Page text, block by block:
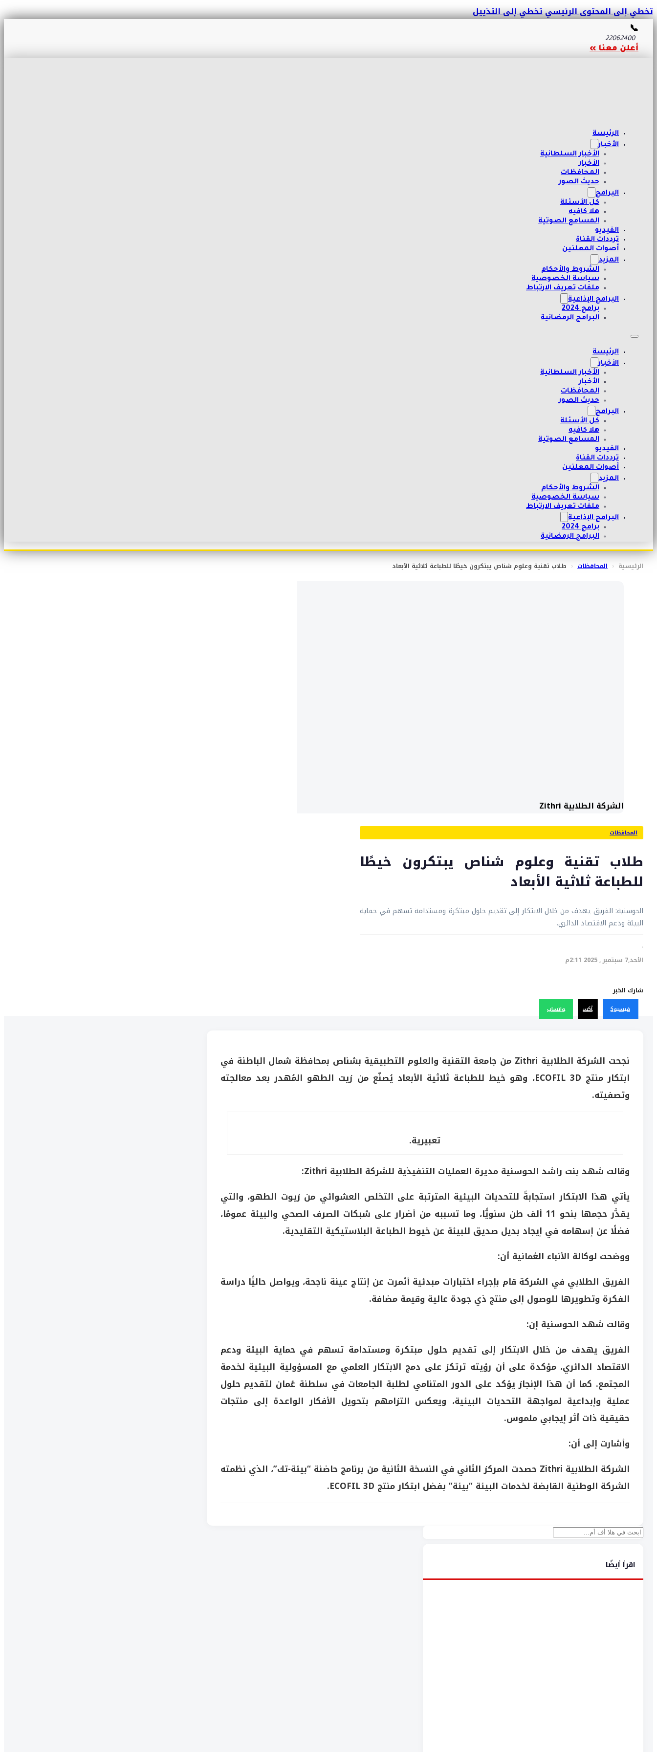
تخطي إلى المحتوى الرئيسيتخطي إلى التذييل
📞
22062400
أعلن معنا »
الرئيسة
الأخبار
الأخبار السلطانية
الأخبار
المحافظات
حديث الصور
البرامج
كل الأسئلة
هلا كافيه
المسامع الصوتية
الفيديو
ترددات القناة
أصوات المعلنين
المزيد
الشروط والأحكام
سياسة الخصوصية
ملفات تعريف الارتباط
البرامج الإذاعية
برامج 2024
البرامج الرمضانية
الرئيسة
الأخبار
الأخبار السلطانية
الأخبار
المحافظات
حديث الصور
البرامج
كل الأسئلة
هلا كافيه
المسامع الصوتية
الفيديو
ترددات القناة
أصوات المعلنين
المزيد
الشروط والأحكام
سياسة الخصوصية
ملفات تعريف الارتباط
البرامج الإذاعية
برامج 2024
البرامج الرمضانية
الرئيسية ‹ المحافظات ‹ طلاب تقنية وعلوم شناص يبتكرون خيطًا للطباعة ثلاثية الأبعاد
الشركة الطلابية Zithri
المحافظات
طلاب تقنية وعلوم شناص يبتكرون خيطًا
للطباعة ثلاثية الأبعاد
الحوسنية: الفريق يهدف من خلال الابتكار إلى تقديم حلول مبتكرة ومستدامة تسهم في حماية
البيئة ودعم الاقتصاد الدائري.
·
الأحد,7 سبتمبر , 2025 2:11م
شارك الخبر
فيسبوك أكس واتساب
نجحت الشركة الطلابية Zithri من جامعة التقنية والعلوم التطبيقية بشناص بمحافظة شمال الباطنة في
ابتكار منتج ECOFIL 3D، وهو خيط للطباعة ثلاثية الأبعاد يُصنّع من زيت الطهو المُهدر بعد معالجته
وتصفيته.
تعبيرية.
وقالت شهد بنت راشد الحوسنية مديرة العمليات التنفيذية للشركة الطلابية Zithri:
يأتي هذا الابتكار استجابةً للتحديات البيئية المترتبة على التخلص العشوائي من زيوت الطهو، والتي
يقدَّر حجمها بنحو 11 ألف طن سنويًّا، وما تسببه من أضرار على شبكات الصرف الصحي والبيئة عمومًا،
فضلًا عن إسهامه في إيجاد بديل صديق للبيئة عن خيوط الطباعة البلاستيكية التقليدية.
ووضحت لوكالة الأنباء العُمانية أن:
الفريق الطلابي في الشركة قام بإجراء اختبارات مبدئية أثمرت عن إنتاج عينة ناجحة، ويواصل حاليًّا دراسة
الفكرة وتطويرها للوصول إلى منتج ذي جودة عالية وقيمة مضافة.
وقالت شهد الحوسنية إن:
الفريق يهدف من خلال الابتكار إلى تقديم حلول مبتكرة ومستدامة تسهم في حماية البيئة ودعم
الاقتصاد الدائري، مؤكدة على أن رؤيته ترتكز على دمج الابتكار العلمي مع المسؤولية البيئية لخدمة
المجتمع. كما أن هذا الإنجاز يؤكد على الدور المتنامي لطلبة الجامعات في سلطنة عُمان لتقديم حلول
عملية وإبداعية لمواجهة التحديات البيئية، ويعكس التزامهم بتحويل الأفكار الواعدة إلى منتجات
حقيقية ذات أثر إيجابي ملموس.
وأشارت إلى أن:
الشركة الطلابية Zithri حصدت المركز الثاني في النسخة الثانية من برنامج حاضنة “بيئة-تك”، الذي نظمته
الشركة الوطنية القابضة لخدمات البيئة “بيئة” بفضل ابتكار منتج ECOFIL 3D.
بحث
اقرأ أيضًا